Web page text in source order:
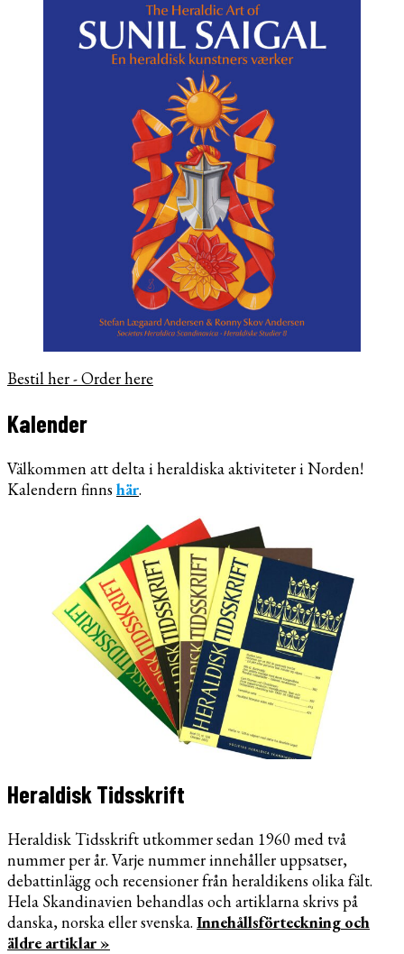
Bestil her - Order here
Kalender
Välkommen att delta i heraldiska aktiviteter i Norden!
Kalendern finns här.
Heraldisk Tidsskrift
Heraldisk Tidsskrift utkommer sedan 1960 med två
nummer per år. Varje nummer innehåller uppsatser,
debattinlägg och recensioner från heraldikens olika fält.
Hela Skandinavien behandlas och artiklarna skrivs på
danska, norska eller svenska. Innehållsförteckning och
äldre artiklar »